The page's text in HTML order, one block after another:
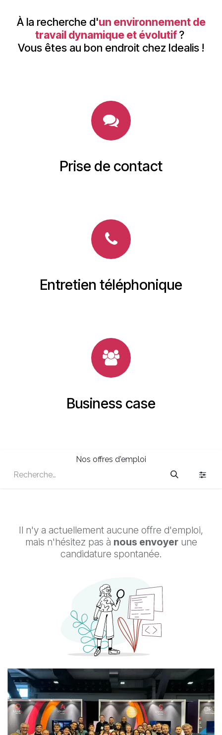
À la recherche d'un environnement de
travail dynamique et évolutif?
Vous êtes au bon endroit chez Idealis !
Prise de contact
Entretien téléphonique
Business case
Nos offres d'emploi
Il n'y a actuellement aucune offre d'emploi,
mais n'hésitez pas à nous envoyerune
candidature spontanée.